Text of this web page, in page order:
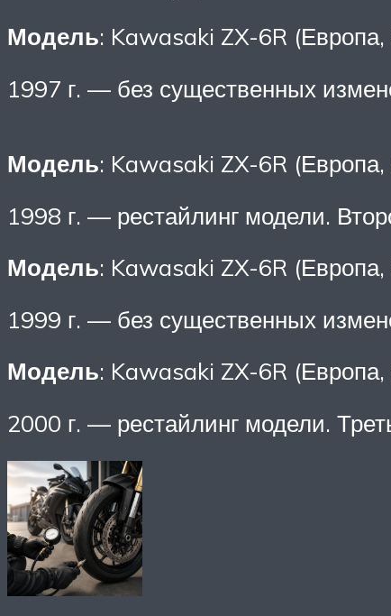
Модель: Kawasaki ZX-6R
1997 г. — без существенных
Модель: Kawasaki ZX-6R
1998 г. — рестайлинг модели.
Модель: Kawasaki ZX-6R
1999 г. — без существенных
Модель: Kawasaki ZX-6R
2000 г. — рестайлинг модели.